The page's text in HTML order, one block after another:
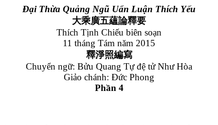
Đại Thừa Quảng Ngũ Uẩn Luận Thích Yếu
大乘廣五蘊論釋要
Thích Tịnh Chiếu biên soạn
11 tháng Tám năm 2015
釋淨照編寫
Chuyển ngữ: Bửu Quang Tự đệ tử Như Hòa
Giảo chánh: Đức Phong
Phần 4